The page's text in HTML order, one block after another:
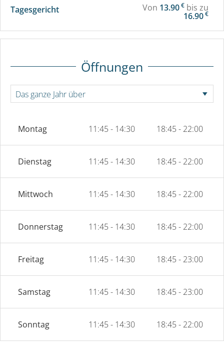
Tagesgericht Von 13.90€ bis zu
16.90€
Öffnungen
Montag 11:45 - 14:30 18:45 - 22:00
Dienstag 11:45 - 14:30 18:45 - 22:00
Mittwoch 11:45 - 14:30 18:45 - 22:00
Donnerstag 11:45 - 14:30 18:45 - 22:00
Freitag 11:45 - 14:30 18:45 - 23:00
Samstag 11:45 - 14:30 18:45 - 23:00
Sonntag 11:45 - 14:30 18:45 - 22:00